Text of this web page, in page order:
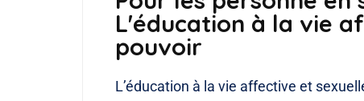
L'éducation à la vie
pouvoir
L’éducation à la vie affective et